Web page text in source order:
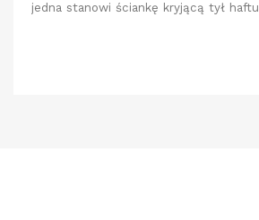
jedna stanowi ściankę kryjącą tył haftu